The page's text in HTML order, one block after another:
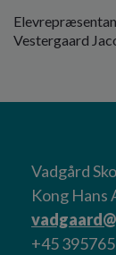
Vestergaard
Vadgård
Kong Hans
+45